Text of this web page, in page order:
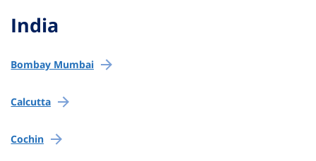
India
Bombay Mumbai
Calcutta
Cochin